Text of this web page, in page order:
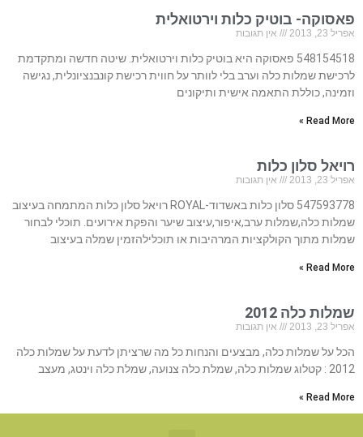
פאסוקה- בוטיק כלות וירטואלית
אפריל 23, 2013 אין תגובות
548154518 פאסוקה היא בוטיק כלות וירטואלית. שיטה חדשה ומתקדמת
לרכישת שמלות כלה וערב בלי לוותר על חווית רכישת קונבנציונלית, נגישה
וזמינה, כוללת התאמה אישית ותיקונים
Read More »
רויאל סלון כלות
אפריל 23, 2013 אין תגובות
547593778 סלון כלות באשדוד-ROYAL רויאל סלון כלות המתמחה בעיצוב
שמלות כלה,שמלות ערב,איפור,עיצוב שיער והפקת אירועים. תוכלי לבחור
שמלות מתוך הקולקציות המרהיבות או תוכלילהזמין שמלה בעיצוב
Read More »
שמלות כלה 2012
אפריל 23, 2013 אין תגובות
הכל על שמלות כלה, מבצעים והנחות כל מה שרציתן לדעת על שמלות כלה
2012 : קטלוג שמלות כלה, שמלת כלה צנועה, שמלת כלה וינטג, מעצב
Read More »